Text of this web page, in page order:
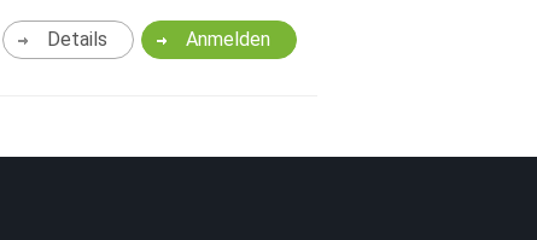
Anmelden
Details